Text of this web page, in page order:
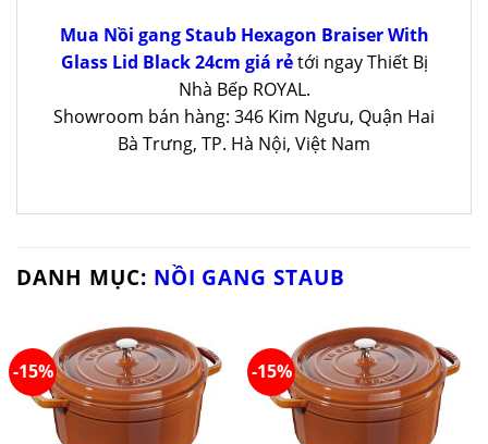
Mua Nồi gang Staub Hexagon Braiser With
Glass Lid Black 24cm giá rẻtới ngay Thiết Bị
Nhà Bếp ROYAL.
Showroom bán hàng: 346 Kim Ngưu, Quận Hai
Bà Trưng, TP. Hà Nội, Việt Nam
DANH MỤC: NỒI GANG STAUB
-15% -15%